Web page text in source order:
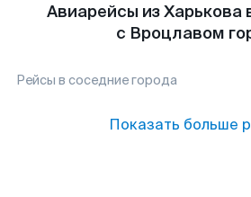
Авиарейсы из
с Вроцлавом
Рейсы в соседние города
Показать больше